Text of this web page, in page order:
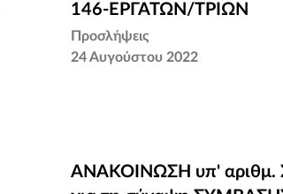
ΕΡΓΑΤΩΝ/ΤΡΙΩΝ
146-ΕΡΓΑΤΩΝ/ΤΡΙΩΝ
Προσλήψεις
24 Αυγούστου 2022
ΑΝΑΚΟΙΝΩΣΗ υπ' αριθμ.
ΑΝΑΚΟΙΝΩΣΗ υπ' αριθμ.